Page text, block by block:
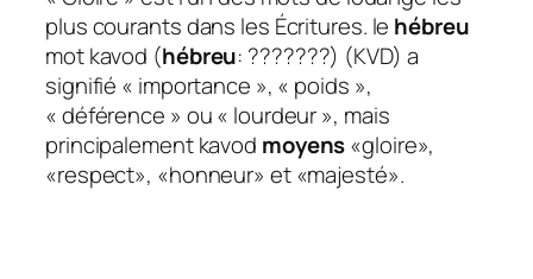
plus courants dans les Écritures. le hébreu
mot kavod (hébreu: ???????) (KVD) a
signifié « importance », « poids »,
« déférence » ou « lourdeur », mais
principalement kavod moyens«gloire»,
«respect», «honneur» et «majesté».